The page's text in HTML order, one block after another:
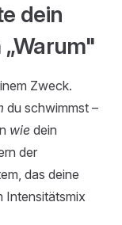
dein
Zweck.
du schwimmst –
wie dein
der
das deine
Intensitätsmix